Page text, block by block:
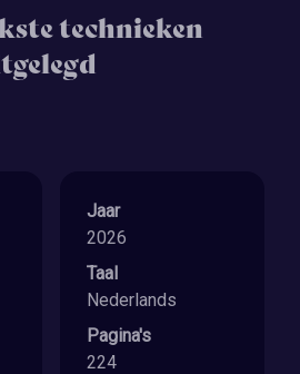
technieken
Jaar
2026
Taal
Nederlands
Pagina's
224